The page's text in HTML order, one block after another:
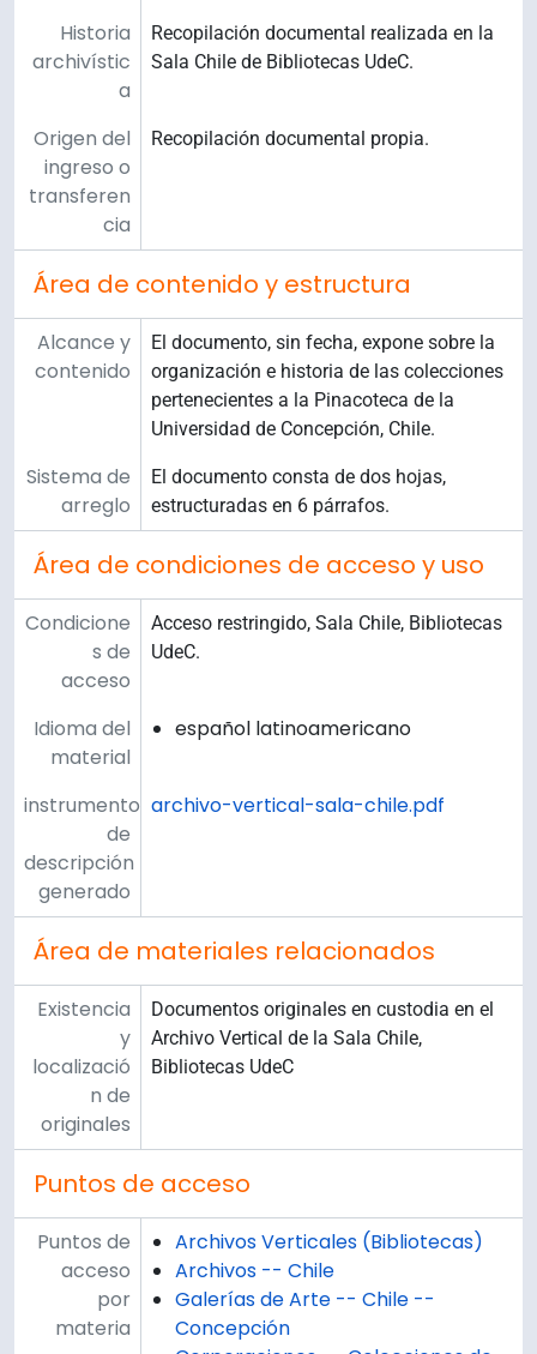
Historia
archivístic
a
Recopilación documental realizada en la
Sala Chile de Bibliotecas UdeC.
Origen del
ingreso o
transferen
cia
Recopilación documental propia.
Área de contenido y estructura
Alcance y
contenido
El documento, sin fecha, expone sobre la
organización e historia de las colecciones
pertenecientes a la Pinacoteca de la
Universidad de Concepción, Chile.
Sistema de
arreglo
El documento consta de dos hojas,
estructuradas en 6 párrafos.
Área de condiciones de acceso y uso
Condicione
s de
acceso
Acceso restringido, Sala Chile, Bibliotecas
UdeC.
Idioma del
material
español latinoamericano
instrumento
de
descripción
generado
archivo-vertical-sala-chile.pdf
Área de materiales relacionados
Existencia
y
localizació
n de
originales
Documentos originales en custodia en el
Archivo Vertical de la Sala Chile,
Bibliotecas UdeC
Puntos de acceso
Puntos de
acceso
por
materia
Archivos Verticales (Bibliotecas)
Archivos -- Chile
Galerías de Arte -- Chile --
Concepción